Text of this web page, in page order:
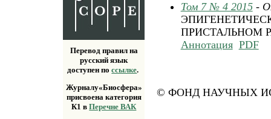
Перевод правил на
русский язык
доступен поссылке.
Журналу«Биосфера»
присвоена категория
К1 вПеречне ВАК
Том 7 № 4 2015-
ПРИСТАЛЬНОМ
Аннотация PDF
© ФОНД НАУЧНЫХ